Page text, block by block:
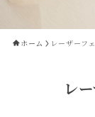
ホーム レーザーフ
レ